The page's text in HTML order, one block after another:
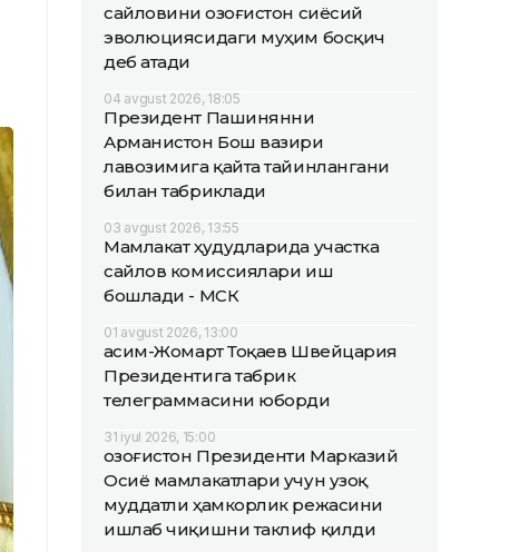
сайловини Қозоғистон сиёсий
эволюциясидаги муҳим босқич
деб атади
04 avgust 2026, 18:05
Президент Пашинянни
Арманистон Бош вазири
лавозимига қайта тайинлангани
билан табриклади
03 avgust 2026, 13:55
Мамлакат ҳудудларида участка
сайлов комиссиялари иш
бошлади - МСК
01 avgust 2026, 13:00
Қасим-Жомарт Тоқаев Швейцария
Президентига табрик
телеграммасини юборди
31 iyul 2026, 15:00
Қозоғистон Президенти Марказий
Осиё мамлакатлари учун узоқ
муддатли ҳамкорлик режасини
ишлаб чиқишни таклиф қилди